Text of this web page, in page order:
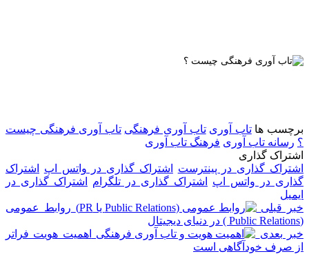
برچسب ها تاب آوری تاب آوری فرهنگی تاب آوری فرهنگی چیست
؟ رسانه تاب آوری فرهنگ تاب آوری
اشتراک گذاری
اشتراک گذاری در پینترست
اشتراک گذاری در واتس اپ
اشتراک
گذاری در واتس اپ
اشتراک گذاری در تلگرام
اشتراک گذاری در
ایمیل
خبر قبلی
روابط عمومی
(Public Relations ) در دنیای دیجیتال
خبر بعدی
اهمیت هویت فراتر
از صرف خودآگاهی است